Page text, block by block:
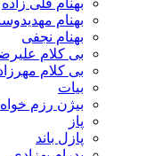
بهنام
بهنام نجفی
بی کلام
بی کلام
بیات
بیژن رزم خواه
پاز
پازل باند